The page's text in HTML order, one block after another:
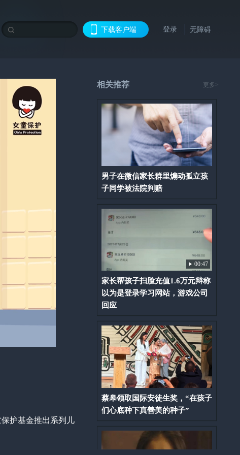
下载客户端 登录 无障碍
护基金推出系列儿
相关推荐 更多>
男子在微信家长群里煽动孤立孩
子同学被法院判赔
00:47
家长帮孩子扫脸充值1.6万元辩称
以为是登录学习网站，游戏公司
回应
蔡皋领取国际安徒生奖，“在孩子
们心底种下真善美的种子”